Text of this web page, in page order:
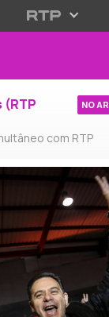
(RTP
com RTP
NO AR